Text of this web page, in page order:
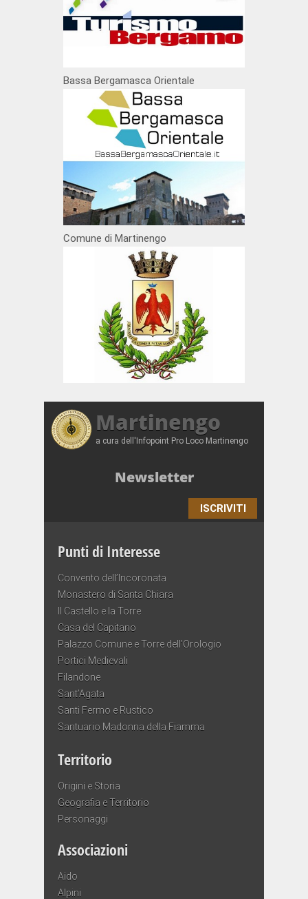
Bassa Bergamasca Orientale
Comune di Martinengo
Martinengo
a cura dell'Infopoint Pro Loco Martinengo
Newsletter
ISCRIVITI
Punti di Interesse
Convento dell’Incoronata
Monastero di Santa Chiara
Il Castello e la Torre
Casa del Capitano
Palazzo Comune e Torre dell’Orologio
Portici Medievali
Filandone
Sant’Agata
Santi Fermo e Rustico
Santuario Madonna della Fiamma
Territorio
Origini e Storia
Geografia e Territorio
Personaggi
Associazioni
Aido
Alpini